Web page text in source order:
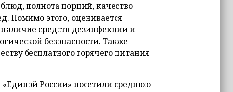
полнота порций, качество
Помимо этого, оценивается
средств дезинфекции и
безопасности. Также
бесплатного горячего питания
России» посетили среднюю